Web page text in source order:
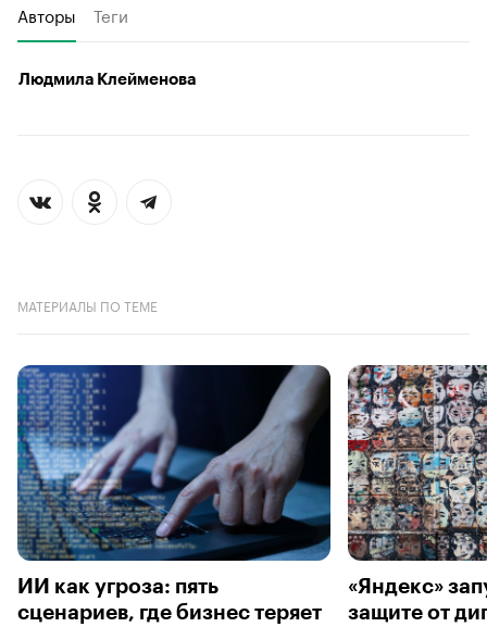
Авторы Теги
Людмила Клейменова
МАТЕРИАЛЫ ПО ТЕМЕ
ИИ как угроза: пять
сценариев, где бизнес теряет
«Яндекс»
защите от